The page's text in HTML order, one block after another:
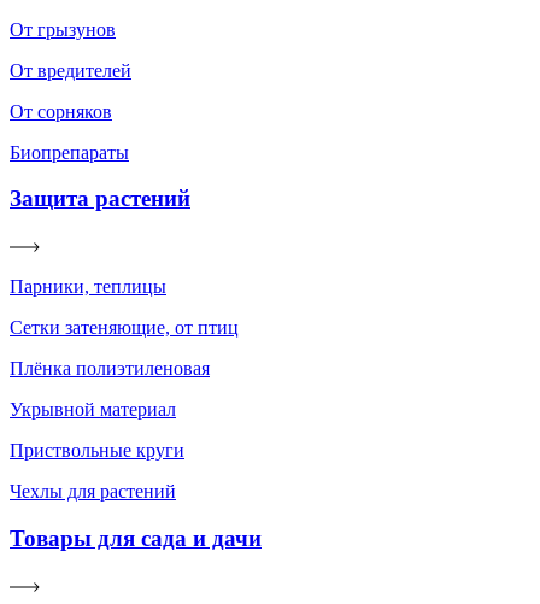
От грызунов
От вредителей
От сорняков
Биопрепараты
Защита растений
Парники, теплицы
Сетки затеняющие, от птиц
Плёнка полиэтиленовая
Укрывной материал
Приствольные круги
Чехлы для растений
Товары для сада и дачи